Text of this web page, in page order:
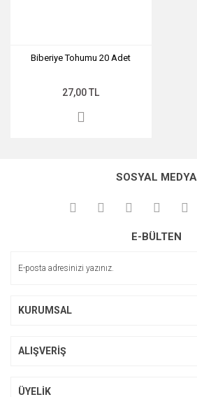
Biberiye Tohumu 20 Adet
27,00 TL
SOSYAL MEDYA
E-BÜLTEN
KURUMSAL
ALIŞVERİŞ
ÜYELİK